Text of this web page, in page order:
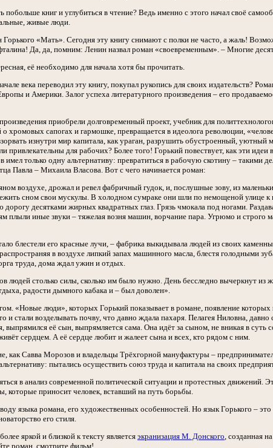
книг и углубиться в чтение? Ведь именно с этого начал своё
живые люди.
«Мать». Сегодня эту книгу снимают с полки не часто, а жаль!
Да, да, помним: Ленин назвал роман «своевременным». – Многие
её необходимо для начала хотя бы прочитать.
века переводил эту книгу, покупал рукопись для своих издательств?
и Америки. Залог успеха литературного произведения – его
приобрели долговременный проект, учебник для
сапогах и гармошке, превращается в идеолога революции,
изнутри мир капитала, как ураган, разрушить обустроенный, уютный
привлекательны для рабочих? Более того! Горький повествует, как эти
только одну альтернативу: превратиться в рабочую скотину – такими
Павла – Михаила Власова. Вот с чего начинается роман:
воздухе, дрожал и ревел фабричный гудок, и, послушные зову, из
сном свои мускулы. В холодном сумраке они шли по немощеной улице
десятками жирных квадратных глаз. Грязь чмокала под ногами.
плыли иные звуки – тяжелая возня машин, ворчание пара. Угрюмо и
блестели его красные лучи, – фабрика выкидывала людей из своих
в воздухе липкий запах машинного масла, блестя голодными
труда, дома ждал ужин и отдых.
людей столько силы, сколько им было нужно. День бесследно вычеркнут из
радости дымного кабака и – был доволен».
«Новые люди», которых Горький показывает в романе, появление
стали возделывать почву, что давно ждала пахаря. Пелагея Ниловна, давно
её сын, выпрямляется сама. Она идёт за сыном, не вникая в суть
сердцем. А её сердце любит и жалеет сына и всех, кто рядом с ним.
как Савва Морозов и владельцы Трёхгорной мануфактуры –
пытались осуществить союз труда и капитала на своих
в анализ современной политической ситуации и протестных движений.
которые приносит человек, вставший на путь борьбы.
языка романа, его художественных особенностей. Но язык Горького – это
его стиля.
яркой и близкой к тексту является экранизация М. Донского, созданная
роман, смотрите фильм!